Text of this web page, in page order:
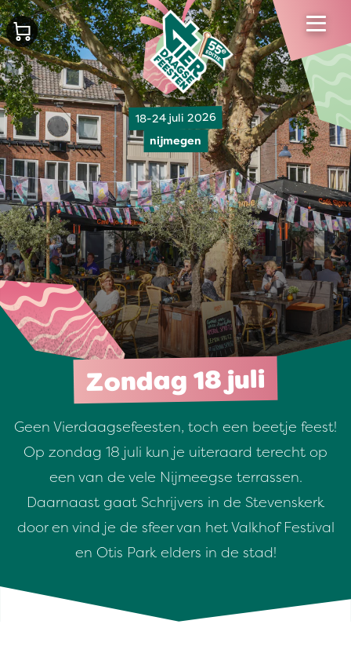
18-24 juli 2026
nijmegen
Zondag 18 juli
Geen Vierdaagsefeesten, toch een beetje feest!
Op zondag 18 juli kun je uiteraard terecht op
een van de vele Nijmeegse terrassen.
Daarnaast gaat Schrijvers in de Stevenskerk
door en vind je de sfeer van het Valkhof Festival
en Otis Park elders in de stad!